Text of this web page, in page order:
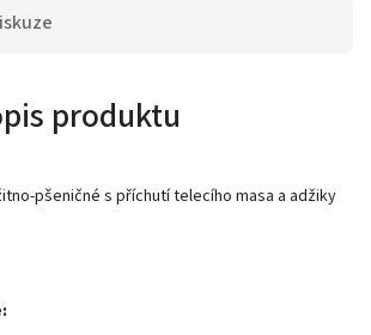
produktu
pšeničné s příchutí telecího masa a adžiky